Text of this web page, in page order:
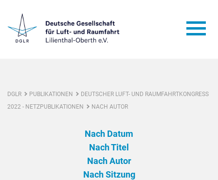
DGLR PUBLIKATIONEN
DEUTSCHER LUFT- UND RAUMFAHRTKONGRESS
2022 - NETZPUBLIKATIONEN
NACH AUTOR
Nach Datum
Nach Titel
Nach Autor
Nach Sitzung